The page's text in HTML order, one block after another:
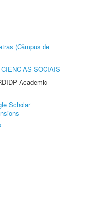
(Câmpus de
SOCIAIS
Academic
Scholar